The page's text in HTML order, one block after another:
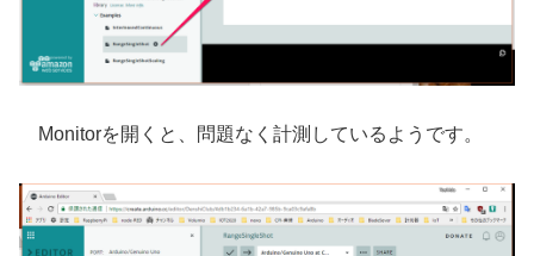
Monitorを開くと、問題なく計測しているようです。